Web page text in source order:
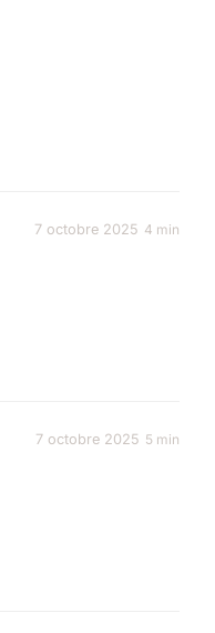
7 octobre 2025 4 min
7 octobre 2025 5 min